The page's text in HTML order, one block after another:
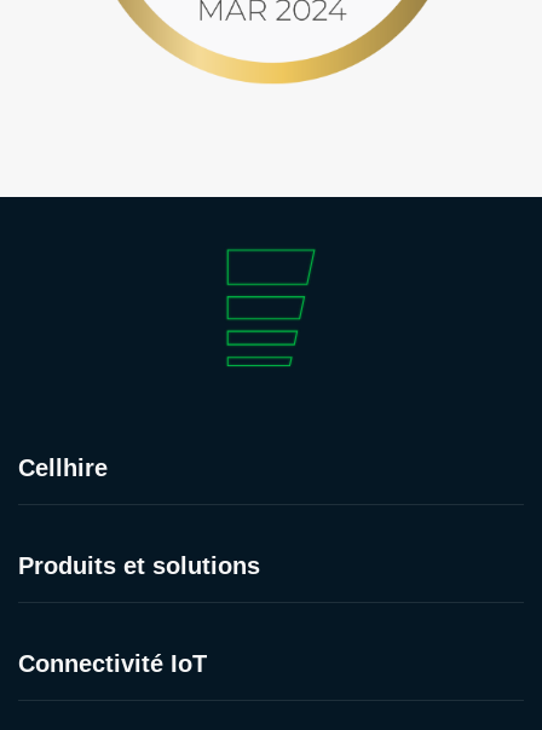
Cellhire
Produits et solutions
Connectivité IoT